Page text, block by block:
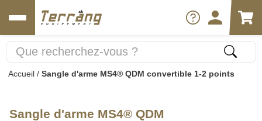
Accueil / Sangle d'arme MS4® QDM convertible 1-2 points
Sangle d'arme MS4® QDM